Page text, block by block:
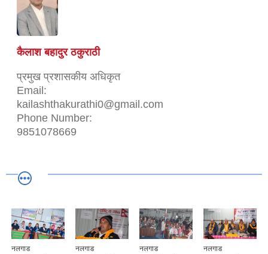
कैलाश बहादुर ठकुराठी
प्रमुख प्रशासकीय अधिकृत
Email:
kailashthakurathi0@gmail.com
Phone Number:
9851078669
नलगाड
नलगाड
नलगाड
नलगाड